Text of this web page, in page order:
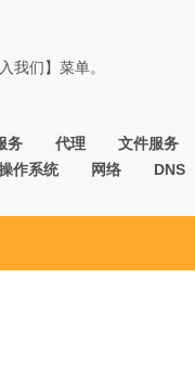
我们】菜单。
务 代理 文件服务
作系统 网络 DNS